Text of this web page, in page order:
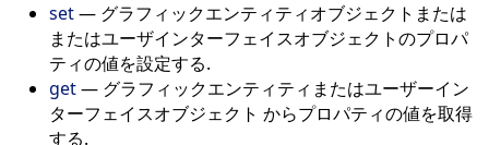
set— グラフィックエンティティオブジェクトまたは
またはユーザインターフェイスオブジェクトのプロパ
ティの値を設定する.
get— グラフィックエンティティまたはユーザーイン
ターフェイスオブジェクト からプロパティの値を取得
する.